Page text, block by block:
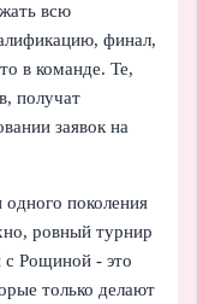
всю
финал,
в команде. Те,
получат
заявок на
поколения
ровный турнир
с Рощиной - это
только делают